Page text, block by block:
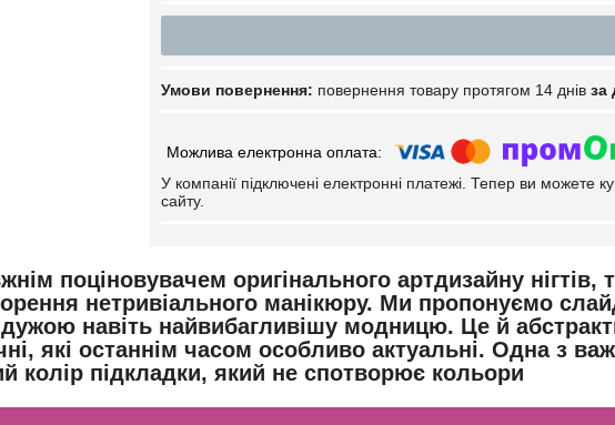
повернення товару протягом 14 днів за
У компанії підключені електронні платежі. Тепер ви можете
сайту.
поціновувачем оригінального артдизайну
нетривіального манікюру. Ми пропонуємо
навіть найвибагливішу модницю. Це й
які останнім часом особливо актуальні. Одна з
колір підкладки, який не спотворює кольори